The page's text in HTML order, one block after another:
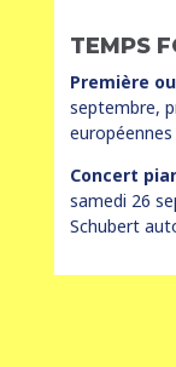
TEMPS
Première
septembre,
Concert
samedi 26
Schubert